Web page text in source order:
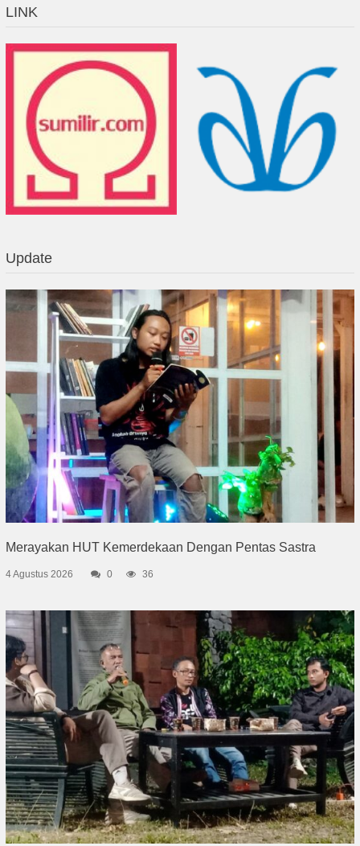
LINK
Update
Merayakan HUT Kemerdekaan Dengan Pentas Sastra
4 Agustus 2026 0 36